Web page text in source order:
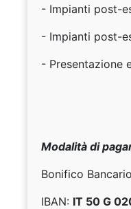
- Impianti post-
- Impianti post-
- Presentazione
Modalità di
Bonifico
IBAN: IT 50 G